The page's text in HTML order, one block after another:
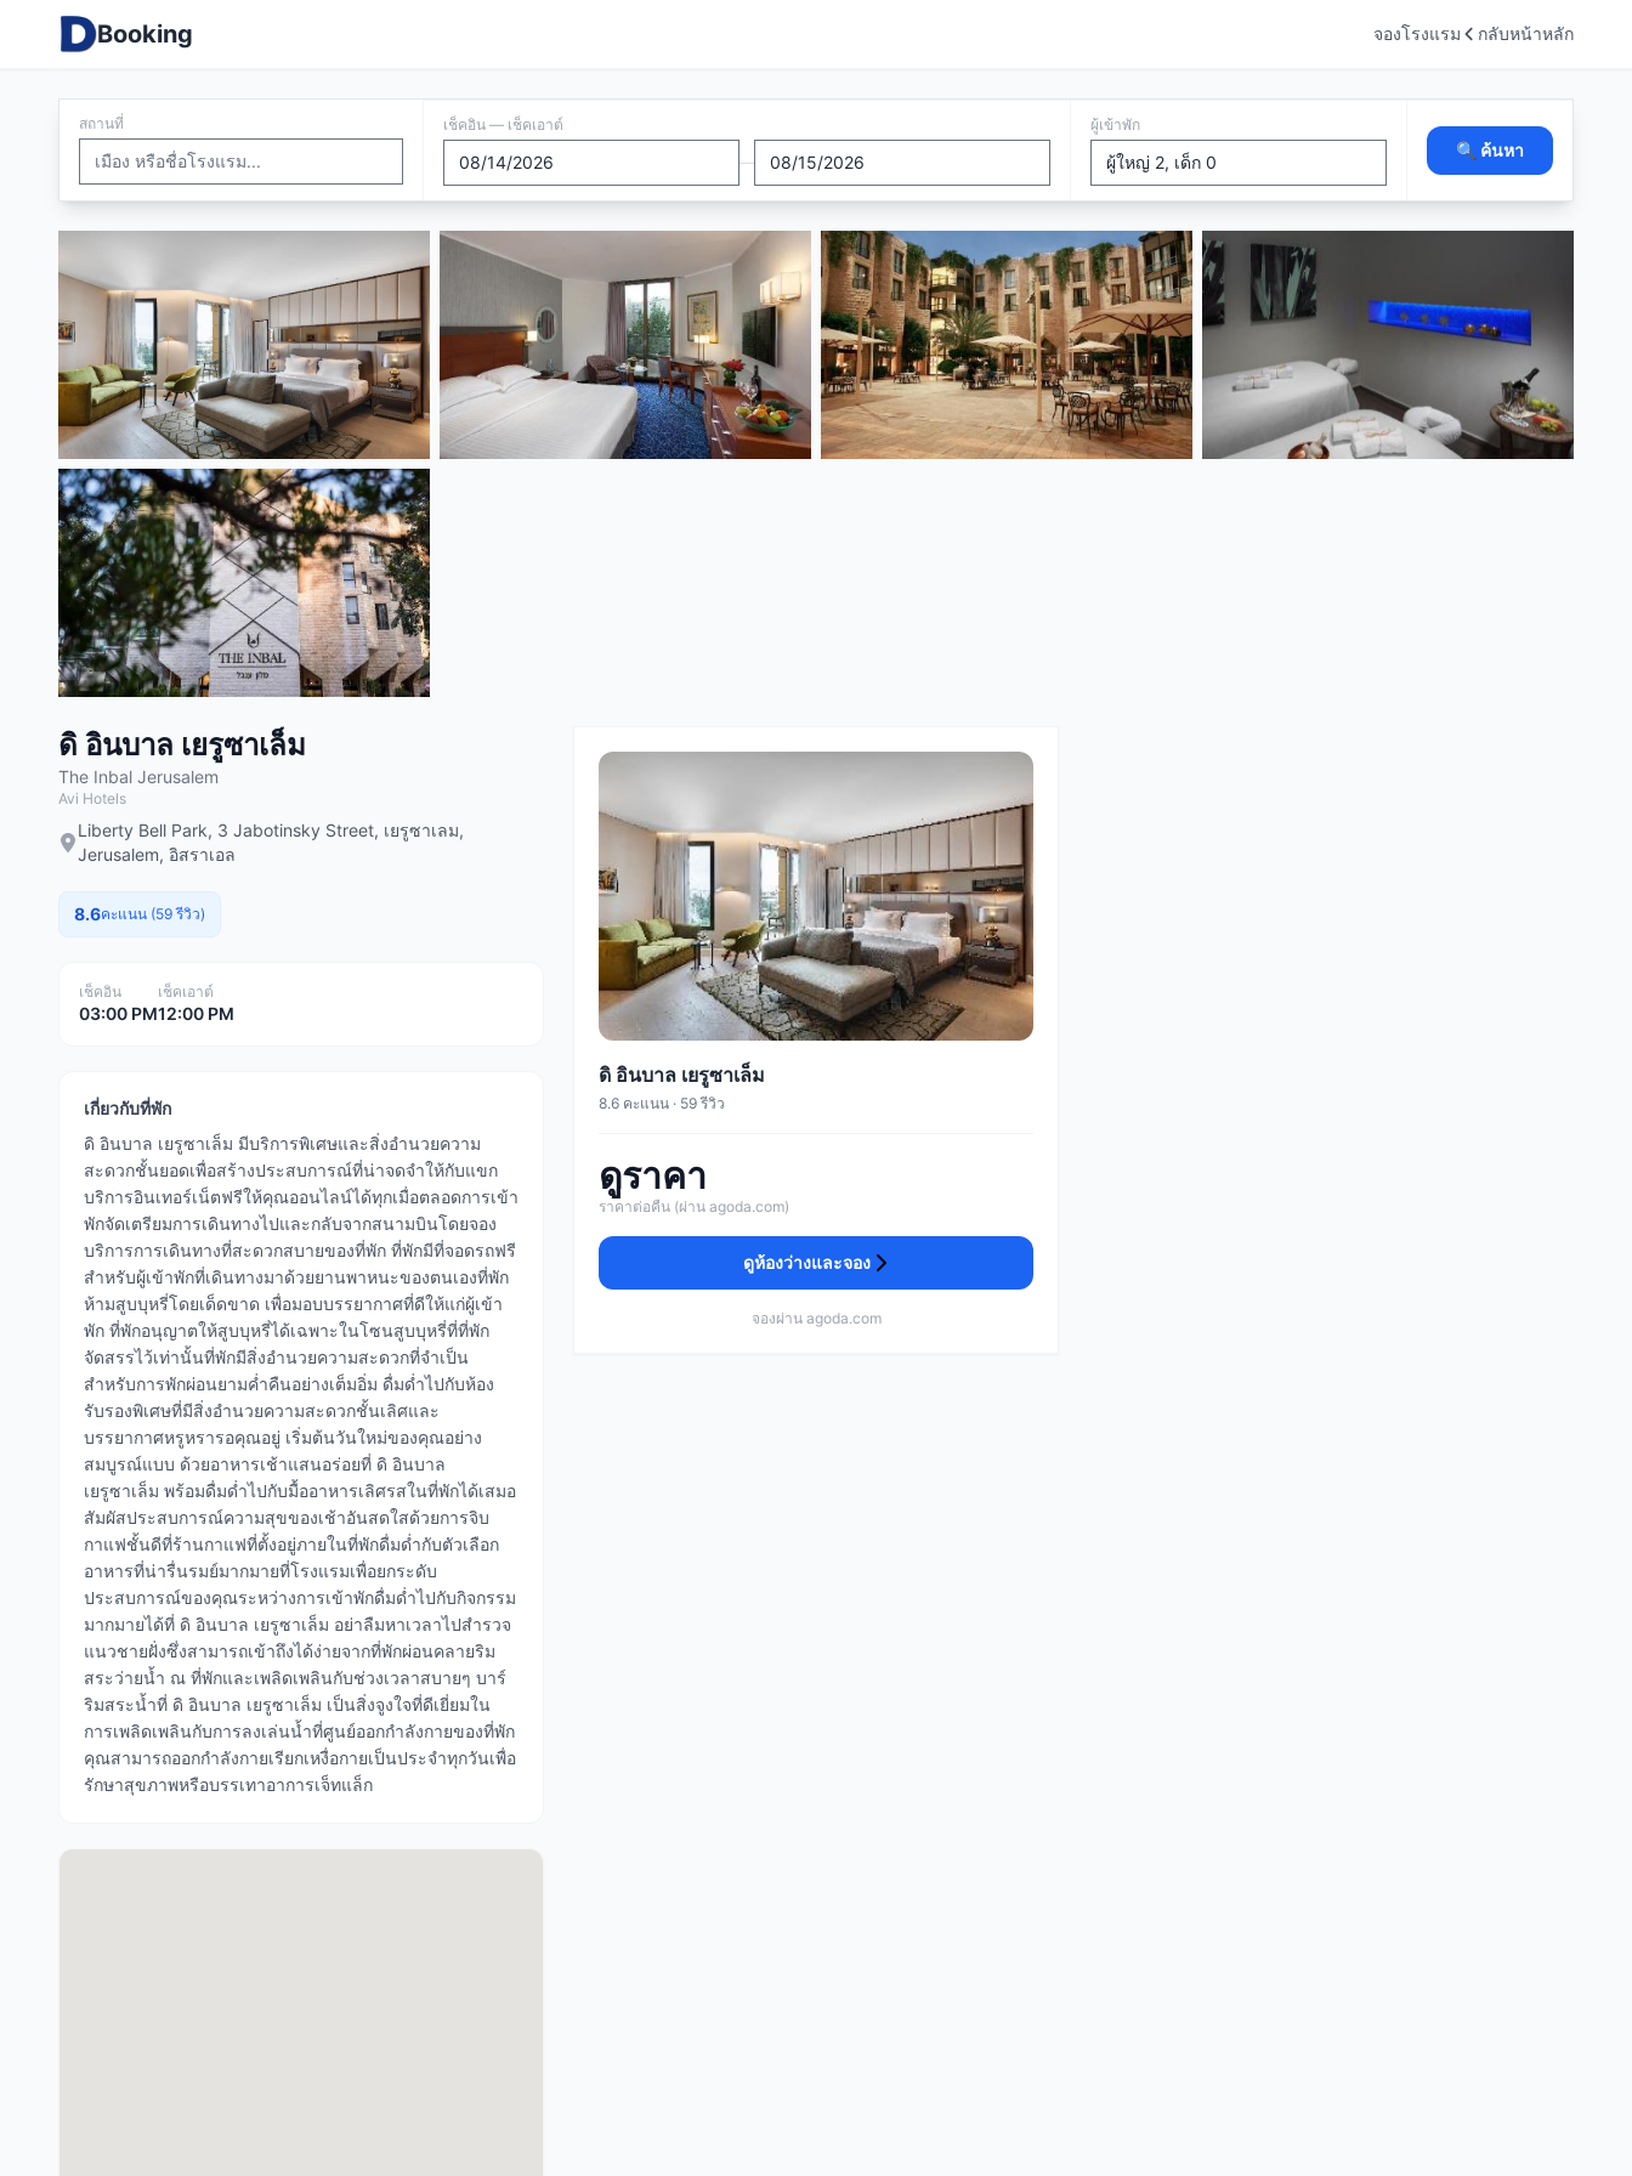
Booking จองโรงแรม กลับหน้าหลัก
สถานที่ เช็คอิน — เช็คเอาต์
—
ผู้เข้าพัก
🔍 ค้นหา
ดิ อินบาล เยรูซาเล็ม
The Inbal Jerusalem
Avi Hotels
Liberty Bell Park, 3 Jabotinsky Street, เยรูซาเลม,
Jerusalem, อิสราเอล
8.6คะแนน (59 รีวิว)
เช็คอิน
03:00 PM
เช็คเอาต์
12:00 PM
เกี่ยวกับที่พัก
ดิ อินบาล เยรูซาเล็ม มีบริการพิเศษและสิ่งอำนวยความ
สะดวกชั้นยอดเพื่อสร้างประสบการณ์ที่น่าจดจำให้กับแขก
บริการอินเทอร์เน็ตฟรีให้คุณออนไลน์ได้ทุกเมื่อตลอดการเข้า
พักจัดเตรียมการเดินทางไปและกลับจากสนามบินโดยจอง
บริการการเดินทางที่สะดวกสบายของที่พัก ที่พักมีที่จอดรถฟรี
สำหรับผู้เข้าพักที่เดินทางมาด้วยยานพาหนะของตนเองที่พัก
ห้ามสูบบุหรี่โดยเด็ดขาด เพื่อมอบบรรยากาศที่ดีให้แก่ผู้เข้า
พัก ที่พักอนุญาตให้สูบบุหรี่ได้เฉพาะในโซนสูบบุหรี่ที่ที่พัก
จัดสรรไว้เท่านั้นที่พักมีสิ่งอำนวยความสะดวกที่จำเป็น
สำหรับการพักผ่อนยามค่ำคืนอย่างเต็มอิ่ม ดื่มด่ำไปกับห้อง
รับรองพิเศษที่มีสิ่งอำนวยความสะดวกชั้นเลิศและ
บรรยากาศหรูหรารอคุณอยู่ เริ่มต้นวันใหม่ของคุณอย่าง
สมบูรณ์แบบ ด้วยอาหารเช้าแสนอร่อยที่ ดิ อินบาล
เยรูซาเล็ม พร้อมดื่มด่ำไปกับมื้ออาหารเลิศรสในที่พักได้เสมอ
สัมผัสประสบการณ์ความสุขของเช้าอันสดใสด้วยการจิบ
กาแฟชั้นดีที่ร้านกาแฟที่ตั้งอยู่ภายในที่พักดื่มด่ำกับตัวเลือก
อาหารที่น่ารื่นรมย์มากมายที่โรงแรมเพื่อยกระดับ
ประสบการณ์ของคุณระหว่างการเข้าพักดื่มด่ำไปกับกิจกรรม
มากมายได้ที่ ดิ อินบาล เยรูซาเล็ม อย่าลืมหาเวลาไปสำรวจ
แนวชายฝั่งซึ่งสามารถเข้าถึงได้ง่ายจากที่พักผ่อนคลายริม
สระว่ายน้ำ ณ ที่พักและเพลิดเพลินกับช่วงเวลาสบายๆ บาร์
ริมสระน้ำที่ ดิ อินบาล เยรูซาเล็ม เป็นสิ่งจูงใจที่ดีเยี่ยมใน
การเพลิดเพลินกับการลงเล่นน้ำที่ศูนย์ออกกำลังกายของที่พัก
คุณสามารถออกกำลังกายเรียกเหงื่อกายเป็นประจำทุกวันเพื่อ
รักษาสุขภาพหรือบรรเทาอาการเจ็ทแล็ก
ดิ อินบาล เยรูซาเล็ม
8.6 คะแนน · 59 รีวิว
ดูราคา
ราคาต่อคืน (ผ่าน agoda.com)
ดูห้องว่างและจอง
จองผ่าน agoda.com